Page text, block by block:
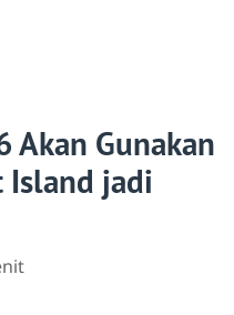
Akan Gunakan
Island jadi